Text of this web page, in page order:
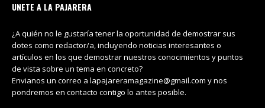
UNETE A LA PAJARERA
¿A quién no le gustaría tener la oportunidad de demostrar sus
dotes como redactor/a, incluyendo noticias interesantes o
artículos en los que demostrar nuestros conocimientos y puntos
de vista sobre un tema en concreto?
Envianos un correo a lapajareramagazine@gmail.com y nos
pondremos en contacto contigo lo antes posible.